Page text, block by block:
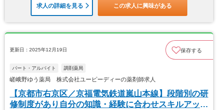
求人の詳細を見る この求人に興味がある
更新日：2025年12月19日 保存する
パート・アルバイト 調剤薬局
嵯峨野ゆう薬局 株式会社ユーピーディーの薬剤師求人
【京都市右京区／京福電気鉄道嵐山本線】段階別の研
修制度があり自分の知識・経験に合わせスキルアップ